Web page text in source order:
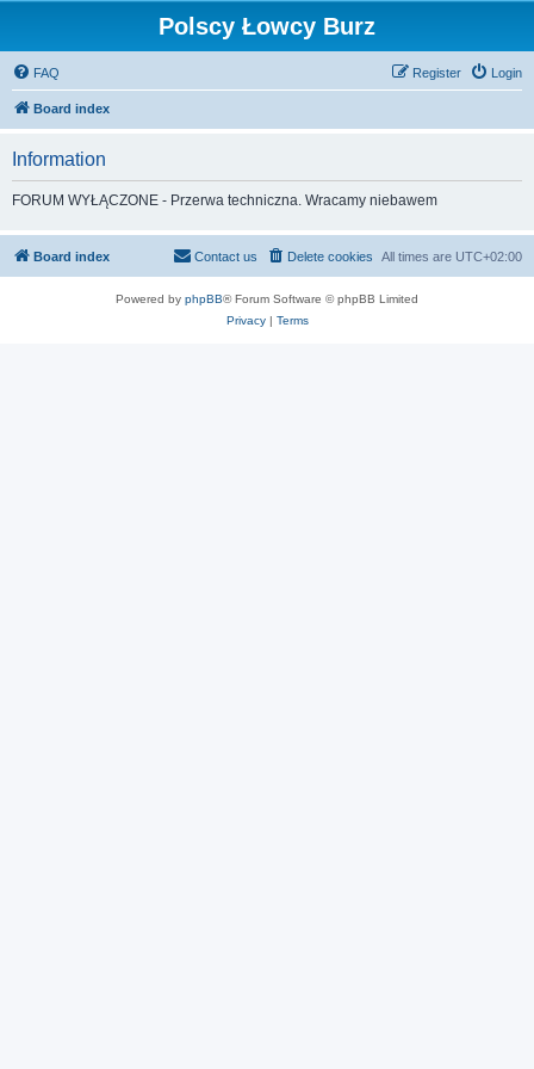
Polscy Łowcy Burz
FAQ Login
Register
Board index
Information
FORUM WYŁĄCZONE - Przerwa techniczna. Wracamy niebawem
Board index All times are UTC+02:00
Delete cookies
Contact us
Powered by phpBB® Forum Software © phpBB Limited
Privacy| Terms